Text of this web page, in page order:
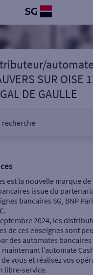
SUR OISE
GAL DE GAULLE
votre recherche
est la nouvelle marque de
issue du
bancaires SG, BNP
2024, les
de ces enseignes sont
des automates bancaires
l’automate
vous et réalisez vos
libre-service.